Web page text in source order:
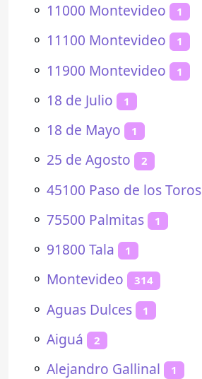
⚬ 11000 Montevideo 1
⚬ 11100 Montevideo 1
⚬ 11900 Montevideo 1
⚬ 18 de Julio 1
⚬ 18 de Mayo 1
⚬ 25 de Agosto 2
⚬ 45100 Paso de los Toros
⚬ 75500 Palmitas 1
⚬ 91800 Tala 1
⚬ Montevideo 314
⚬ Aguas Dulces 1
⚬ Aiguá 2
⚬ Alejandro Gallinal 1